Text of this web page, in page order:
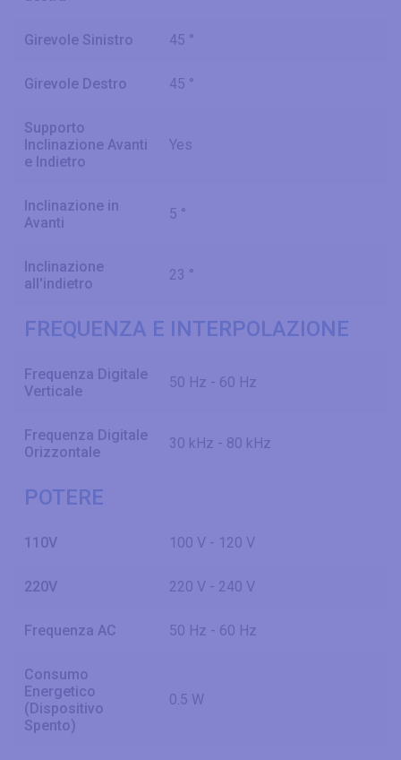
Girevole Sinistro 45 °
Girevole Destro 45 °
Supporto
Inclinazione Avanti
e Indietro
Yes
Inclinazione in
Avanti
5 °
Inclinazione
all'indietro
23 °
FREQUENZA E INTERPOLAZIONE
Frequenza Digitale
Verticale
50 Hz - 60 Hz
Frequenza Digitale
Orizzontale
30 kHz - 80 kHz
POTERE
110V 100 V - 120 V
220V 220 V - 240 V
Frequenza AC 50 Hz - 60 Hz
Consumo
Energetico
(Dispositivo
Spento)
0.5 W